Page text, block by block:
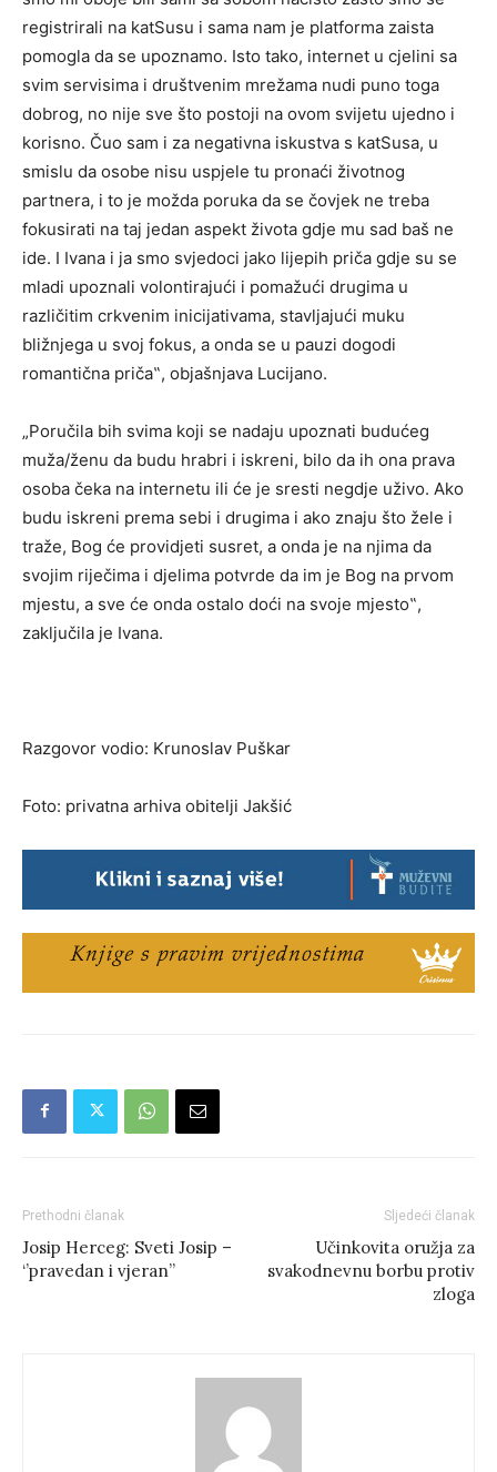
registrirali na katSusu i sama nam je platforma zaista
pomogla da se upoznamo. Isto tako, internet u cjelini sa
svim servisima i društvenim mrežama nudi puno toga
dobrog, no nije sve što postoji na ovom svijetu ujedno i
korisno. Čuo sam i za negativna iskustva s katSusa, u
smislu da osobe nisu uspjele tu pronaći životnog
partnera, i to je možda poruka da se čovjek ne treba
fokusirati na taj jedan aspekt života gdje mu sad baš ne
ide. I Ivana i ja smo svjedoci jako lijepih priča gdje su se
mladi upoznali volontirajući i pomažući drugima u
različitim crkvenim inicijativama, stavljajući muku
bližnjega u svoj fokus, a onda se u pauzi dogodi
romantična priča‟, objašnjava Lucijano.
„Poručila bih svima koji se nadaju upoznati budućeg
muža/ženu da budu hrabri i iskreni, bilo da ih ona prava
osoba čeka na internetu ili će je sresti negdje uživo. Ako
budu iskreni prema sebi i drugima i ako znaju što žele i
traže, Bog će providjeti susret, a onda je na njima da
svojim riječima i djelima potvrde da im je Bog na prvom
mjestu, a sve će onda ostalo doći na svoje mjesto‟,
zaključila je Ivana.
Razgovor vodio: Krunoslav Puškar
Foto: privatna arhiva obitelji Jakšić
Prethodni članak
Josip Herceg: Sveti Josip –
‘’pravedan i vjeran’’
Sljedeći članak
Učinkovita oružja za
svakodnevnu borbu protiv
zloga